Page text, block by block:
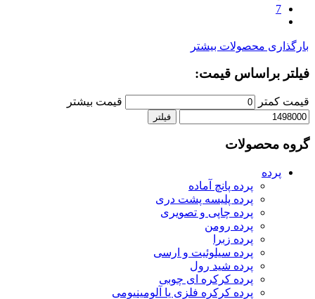
بارگذاری محصولات بیشتر
براساس قیمت:
کمتر قیمت بیشتر
فیلتر
محصولات
پرده
پرده پانچ آماده
پرده پلیسه پشت دری
پرده چاپی و تصویری
پرده رومن
پرده زبرا
پرده سیلوئیت و ارسی
پرده شید رول
پرده کرکره ای چوبی
پرده کرکره فلزی یا آلومینیومی